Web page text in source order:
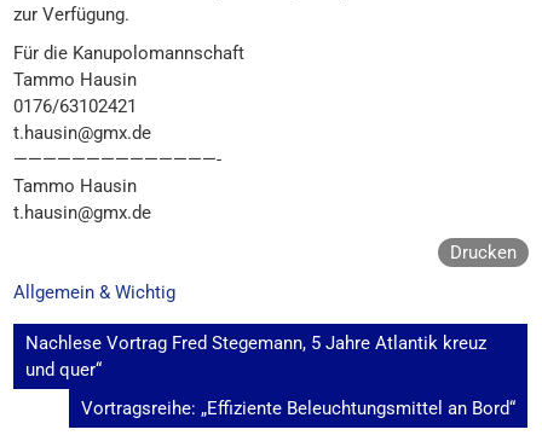
zur Verfügung.
Für die Kanupolomannschaft
Tammo Hausin
0176/63102421
t.hausin@gmx.de
——————————————-
Tammo Hausin
t.hausin@gmx.de
Drucken
Allgemein & Wichtig
Beitragsnavigation
Nachlese Vortrag Fred Stegemann, 5 Jahre Atlantik kreuz
und quer“
Vortragsreihe: „Effiziente Beleuchtungsmittel an Bord“